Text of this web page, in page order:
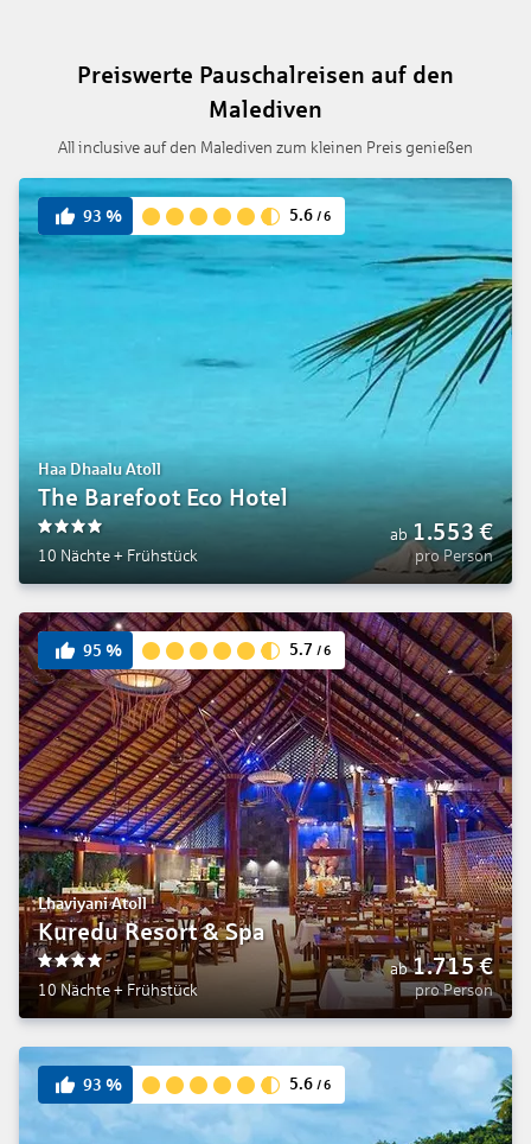
Preiswerte Pauschalreisen auf den
Malediven
All inclusive auf den Malediven zum kleinen Preis genießen
93 % 5.6 /6
Haa Dhaalu Atoll
The Barefoot Eco Hotel
10 Nächte + Frühstück
ab 1.553€
pro Person
95 % 5.7 /6
Lhaviyani Atoll
Kuredu Resort & Spa
4
10 Nächte + Frühstück
ab 1.715€
pro Person
93 % 5.6 /6